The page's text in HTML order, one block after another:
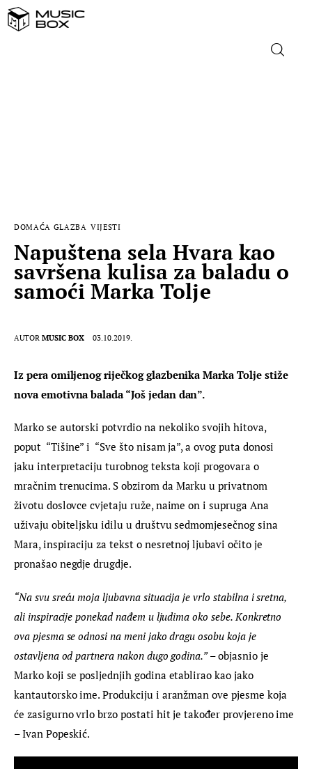
MUSIC BOX
DOMAĆA GLAZBA VIJESTI
Napuštena sela Hvara kao
savršena kulisa za baladu o
samoći Marka Tolje
AUTOR MUSIC BOX 03.10.2019.
Iz pera omiljenog riječkog glazbenika Marka Tolje stiže
nova emotivna balada “Još jedan dan”.
Marko se autorski potvrdio na nekoliko svojih hitova,
poput  “Tišine” i  “Sve što nisam ja”, a ovog puta donosi
jaku interpretaciju turobnog teksta koji progovara o
mračnim trenucima. S obzirom da Marku u privatnom
životu doslovce cvjetaju ruže, naime on i supruga Ana
uživaju obiteljsku idilu u društvu sedmomjesečnog sina
Mara, inspiraciju za tekst o nesretnoj ljubavi očito je
pronašao negdje drugdje.
“Na svu sreću moja ljubavna situacija je vrlo stabilna i sretna,
ali inspiracije ponekad nađem u ljudima oko sebe. Konkretno
ova pjesma se odnosi na meni jako dragu osobu koja je
ostavljena od partnera nakon dugo godina.” – objasnio je
Marko koji se posljednjih godina etablirao kao jako
kantautorsko ime. Produkciju i aranžman ove pjesme koja
će zasigurno vrlo brzo postati hit je također provjereno ime
– Ivan Popeskić.